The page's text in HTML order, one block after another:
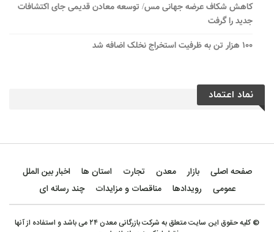
کاهش شکاف عرضه جهانی مس/ توسعه معادن قدیمی جای اکتشافات
جدید را گرفت
۱۰۰ هزار تن به ظرفیت استخراج نخلک اضافه شد
نماد اعتماد
صفحه اصلی بازار معدن تجارت استان ها
اخبار بین الملل
عمومی
رویدادها مناقصات و مزایدات چند رسانه ای
© کلیه حقوق این سایت متعلق به شرکت بازرگانی معدن ۲۴ می باشد و استفاده از آنها